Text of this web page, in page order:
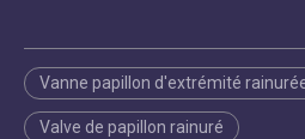
Vanne papillon d'extrémité
Valve de papillon rainuré